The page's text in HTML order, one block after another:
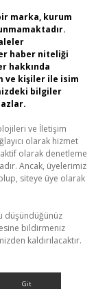
marka, kurum
haber niteliği
hakkında
ve kişiler ile isim
bilgiler
ve İletişim
olarak hizmet
olarak denetleme
Ancak, üyelerimiz
siteye üye olarak
düşündüğünüz
bildirmeniz
kaldırılacaktır.